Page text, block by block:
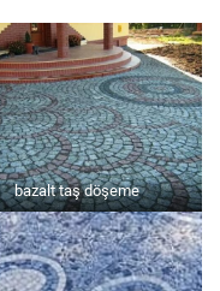
bazalt taş döşeme